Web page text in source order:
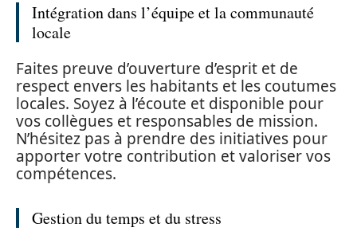
Intégration dans l’équipe et la communauté
locale
Faites preuve d’ouverture d’esprit et de
respect envers les habitants et les coutumes
locales. Soyez à l’écoute et disponible pour
vos collègues et responsables de mission.
N’hésitez pas à prendre des initiatives pour
apporter votre contribution et valoriser vos
compétences.
Gestion du temps et du stress